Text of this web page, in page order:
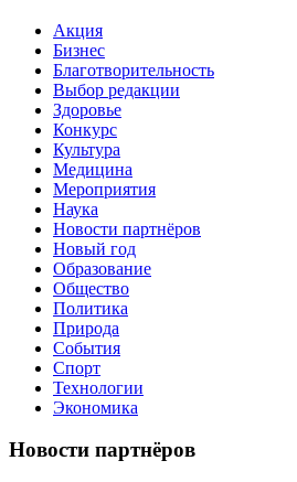
Акция
Бизнес
Благотворительность
Выбор редакции
Здоровье
Конкурс
Культура
Медицина
Мероприятия
Наука
Новости партнёров
Новый год
Образование
Общество
Политика
Природа
События
Спорт
Технологии
Экономика
Новости партнёров